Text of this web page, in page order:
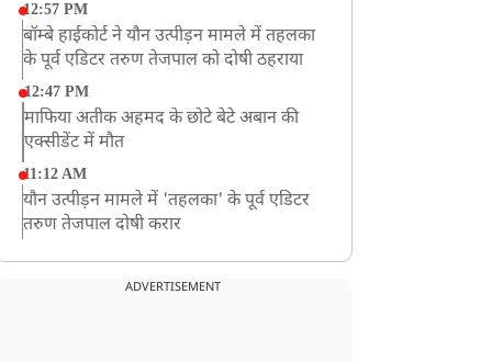
12:57 PM
बॉम्बे हाईकोर्ट ने यौन उत्पीड़न मामले में तहलका
के पूर्व एडिटर तरुण तेजपाल को दोषी ठहराया
12:47 PM
माफिया अतीक अहमद के छोटे बेटे अबान की
एक्सीडेंट में मौत
11:12 AM
यौन उत्पीड़न मामले में 'तहलका' के पूर्व एडिटर
तरुण तेजपाल दोषी करार
भारी हंगामे के बीच संसद की कार्यवाही दोपहर
ADVERTISEMENT